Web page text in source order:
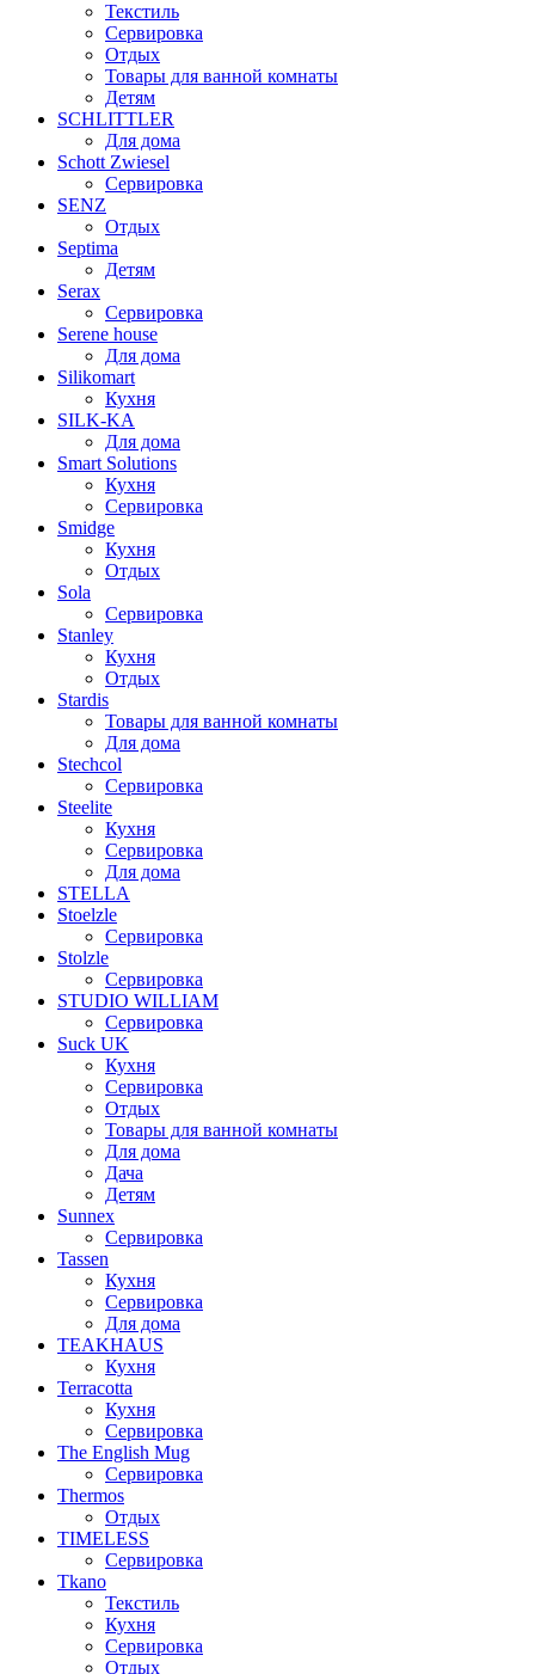
Текстиль
Сервировка
Отдых
Товары для ванной комнаты
Детям
SCHLITTLER
Для дома
Schott Zwiesel
Сервировка
SENZ
Отдых
Septima
Детям
Serax
Сервировка
Serene house
Для дома
Silikomart
Кухня
SILK-KA
Для дома
Smart Solutions
Кухня
Сервировка
Smidge
Кухня
Отдых
Sola
Сервировка
Stanley
Кухня
Отдых
Stardis
Товары для ванной комнаты
Для дома
Stechcol
Сервировка
Steelite
Кухня
Сервировка
Для дома
STELLA
Stoelzle
Сервировка
Stolzle
Сервировка
STUDIO WILLIAM
Сервировка
Suck UK
Кухня
Сервировка
Отдых
Товары для ванной комнаты
Для дома
Дача
Детям
Sunnex
Сервировка
Tassen
Кухня
Сервировка
Для дома
TEAKHAUS
Кухня
Terracotta
Кухня
Сервировка
The English Mug
Сервировка
Thermos
Отдых
TIMELESS
Сервировка
Tkano
Текстиль
Кухня
Сервировка
Отдых